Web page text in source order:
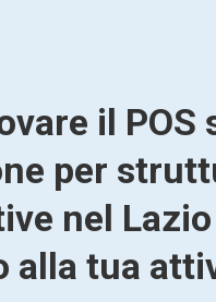
il POS
per
nel
alla tua